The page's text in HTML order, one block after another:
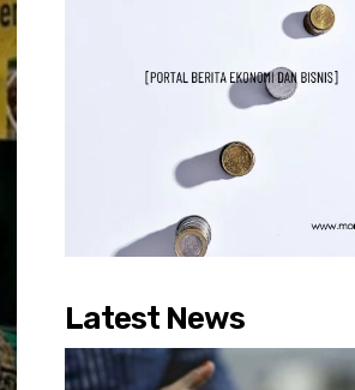
Latest News